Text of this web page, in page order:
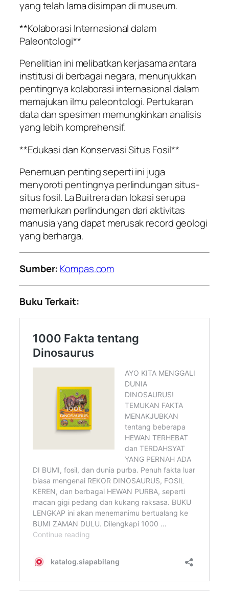
yang telah lama disimpan di museum.
**Kolaborasi Internasional dalam
Paleontologi**
Penelitian ini melibatkan kerjasama antara
institusi di berbagai negara, menunjukkan
pentingnya kolaborasi internasional dalam
memajukan ilmu paleontologi. Pertukaran
data dan spesimen memungkinkan analisis
yang lebih komprehensif.
**Edukasi dan Konservasi Situs Fosil**
Penemuan penting seperti ini juga
menyoroti pentingnya perlindungan situs-
situs fosil. La Buitrera dan lokasi serupa
memerlukan perlindungan dari aktivitas
manusia yang dapat merusak record geologi
yang berharga.
Sumber: Kompas.com
Buku Terkait: